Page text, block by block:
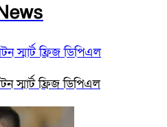
স্মার্ট ফ্রিজ ডিপিএল